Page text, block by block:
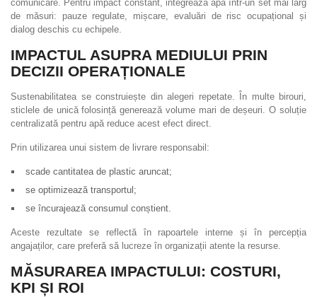
comunicare. Pentru impact constant, integrează apa într-un set mai larg
de măsuri: pauze regulate, mișcare, evaluări de risc ocupațional și
dialog deschis cu echipele.
IMPACTUL ASUPRA MEDIULUI PRIN
DECIZII OPERAȚIONALE
Sustenabilitatea se construiește din alegeri repetate. În multe birouri,
sticlele de unică folosință generează volume mari de deșeuri. O soluție
centralizată pentru apă reduce acest efect direct.
Prin utilizarea unui sistem de livrare responsabil:
scade cantitatea de plastic aruncat;
se optimizează transportul;
se încurajează consumul conștient.
Aceste rezultate se reflectă în rapoartele interne și în percepția
angajaților, care preferă să lucreze în organizații atente la resurse.
MĂSURAREA IMPACTULUI: COSTURI,
KPI ȘI ROI